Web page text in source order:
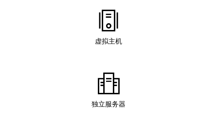
虚拟主机
独立服务器